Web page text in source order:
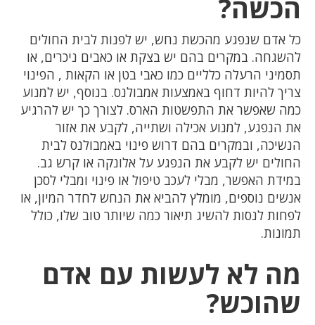
הכשה?
כל אדם שנפגע מהכשת נחש, יש לפנות לבית החולים
להשגחה. במקרים בהם יש בצקת או כאבים ניכרים, או
תסמיני הרעלה כלליים כמו כאבי בטן או הקאות , הפינוי
צריך להיות דחוף באמצעות אמבולנס. בנוסף, יש למנוע
כמה שאפשר את התפשטות הארס. לצורך כך יש להרגיע
את הנפגע, למנוע אכילה ושתייה, לקבע את אזור
הנשיכה, ובמקרים בהם דרוש פינוי באמבולנס לבית
החולים יש לקבע את הנפגע על אלונקה או קרש גב.
במידת האפשר, מבלי לעכב טיפול או פינוי ומבלי לסכן
אנשים נוספים, מומלץ להביא את הנחש לחדר המיון, או
לפחות לנסות להשיג תיאור כמה שיותר טוב שלו, כולל
תמונות.
מה לא לעשות עם אדם
שהוכש?